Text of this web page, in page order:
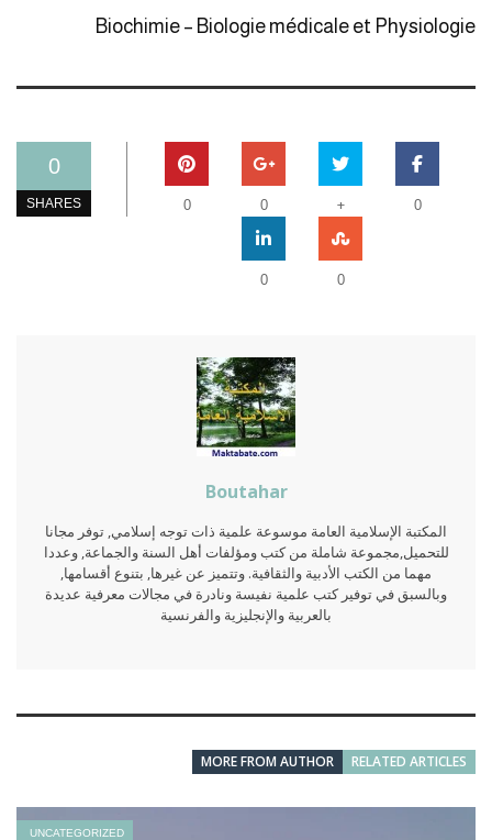
Biochimie – Biologie médicale et Physiologie
0
SHARES 0
+
0
0
0
0
Boutahar
المكتبة الإسلامية العامة موسوعة علمية ذات توجه إسلامي, توفر مجانا
للتحميل,مجموعة شاملة من كتب ومؤلفات أهل السنة والجماعة, وعددا
مهما من الكتب الأدبية والثقافية. وتتميز عن غيرها, بتنوع أقسامها,
وبالسبق في توفير كتب علمية نفيسة ونادرة في مجالات معرفية عديدة
بالعربية والإنجليزية والفرنسية
RELATED ARTICLES
MORE FROM AUTHOR
UNCATEGORIZED